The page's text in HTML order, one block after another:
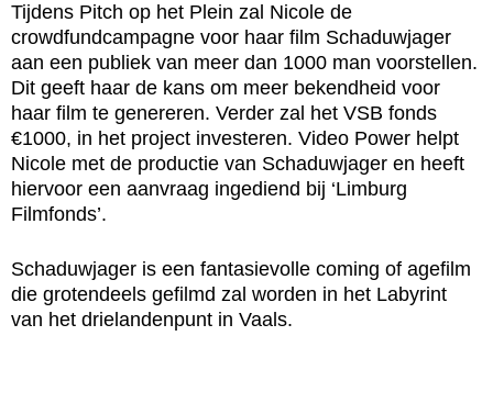
Tijdens Pitch op het Plein zal Nicole de
crowdfundcampagne voor haar film Schaduwjager
aan een publiek van meer dan 1000 man voorstellen.
Dit geeft haar de kans om meer bekendheid voor
haar film te genereren. Verder zal het VSB fonds
€1000, in het project investeren. Video Power helpt
Nicole met de productie van Schaduwjager en heeft
hiervoor een aanvraag ingediend bij ‘Limburg
Filmfonds’.
Schaduwjager is een fantasievolle coming of agefilm
die grotendeels gefilmd zal worden in het Labyrint
van het drielandenpunt in Vaals.